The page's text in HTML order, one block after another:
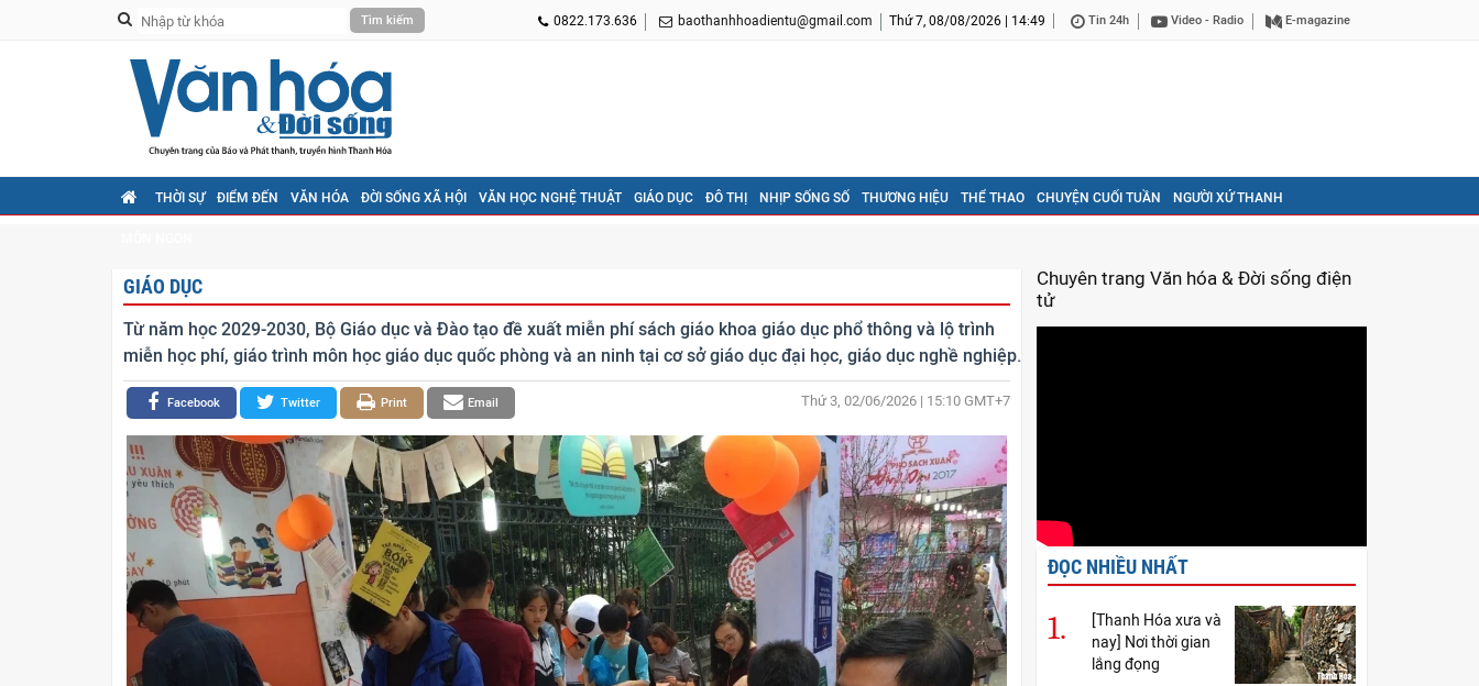
0822.173.636 baothanhhoadientu@gmail.com Thứ 7, 08/08/2026 | 14:49 Tin 24h Video - Radio E-magazine
THỜI SỰ ĐIỂM ĐẾN VĂN HÓA ĐỜI SỐNG XÃ HỘI VĂN HỌC NGHỆ THUẬT GIÁO DỤC ĐÔ THỊ NHỊP SỐNG SỐ THƯƠNG HIỆU THỂ THAO CHUYỆN CUỐI TUẦN NGƯỜI XỨ THANH
GIÁO DỤC
Từ năm học 2029-2030, Bộ Giáo dục và Đào tạo đề xuất miễn phí sách giáo khoa giáo dục phổ thông và lộ trình
miễn học phí, giáo trình môn học giáo dục quốc phòng và an ninh tại cơ sở giáo dục đại học, giáo dục nghề nghiệp.
Email
Print
Twitter
Facebook Thứ 3, 02/06/2026 | 15:10 GMT+7
Chuyên trang Văn hóa & Đời sống điện
tử
ĐỌC NHIỀU NHẤT
1.
[Thanh Hóa xưa và
nay] Nơi thời gian
lắng đọng